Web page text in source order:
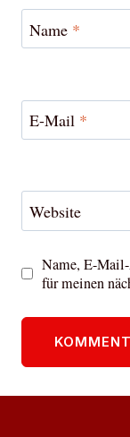
Name *
E-Mail *
Website
Name, E-
für meinen